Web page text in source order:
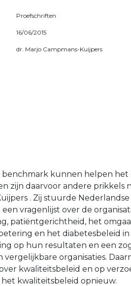
Proefschriften
16/06/2015
dr. Marjo Campmans-Kuijpers
benchmark kunnen helpen
zijn daarvoor andere
. Zij stuurde
vragenlijst over de
patiëntgerichtheid, het
en het diabetesbeleid
op hun resultaten en een
vergelijkbare organisaties.
kwaliteitsbeleid en op
kwaliteitsbeleid opnieuw.